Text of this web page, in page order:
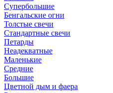
Супербольшие
Бенгальские огни
Толстые свечи
Стандартные свечи
Петарды
Неадекватные
Маленькие
Средние
Большие
Цветной дым и фаера